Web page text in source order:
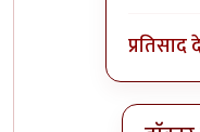
प्रतिसाद